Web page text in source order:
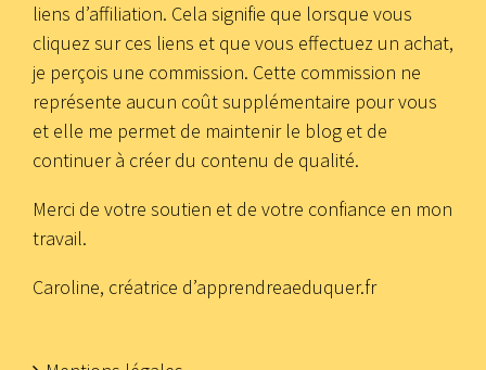
liens d’affiliation. Cela signifie que lorsque vous
cliquez sur ces liens et que vous effectuez un achat,
je perçois une commission. Cette commission ne
représente aucun coût supplémentaire pour vous
et elle me permet de maintenir le blog et de
continuer à créer du contenu de qualité.
Merci de votre soutien et de votre confiance en mon
travail.
Caroline, créatrice d’apprendreaeduquer.fr